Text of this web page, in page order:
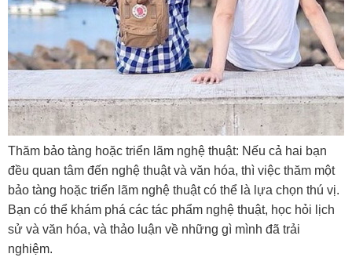
Thăm bảo tàng hoặc triển lãm nghệ thuật: Nếu cả hai bạn
đều quan tâm đến nghệ thuật và văn hóa, thì việc thăm một
bảo tàng hoặc triển lãm nghệ thuật có thể là lựa chọn thú vị.
Bạn có thể khám phá các tác phẩm nghệ thuật, học hỏi lịch
sử và văn hóa, và thảo luận về những gì mình đã trải
nghiệm.